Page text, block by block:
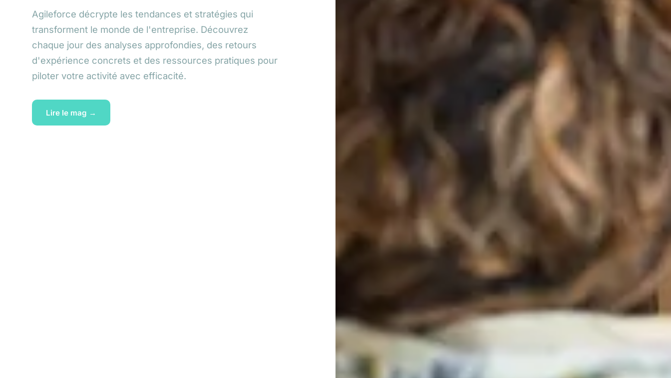
Agileforce décrypte les tendances et stratégies qui
transforment le monde de l'entreprise. Découvrez
chaque jour des analyses approfondies, des retours
d'expérience concrets et des ressources pratiques pour
piloter votre activité avec efficacité.
Lire le mag →